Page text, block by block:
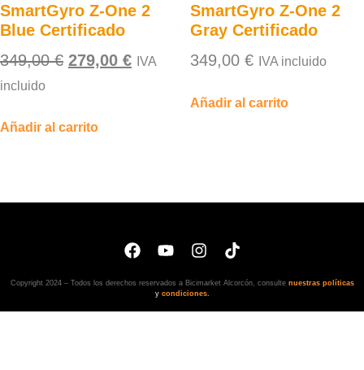
SmartGyro Z-One 2
Blue Certificado
349,00€ 279,00 € IVA
incluido
Añadir al carrito
SmartGyro Z-One 2
Gray Certificado
349,00 € IVA incluido
Añadir al carrito
Copyright 2024 – Todos los derechos reservados a Bicimarket Alcorcón, consulte nuestras políticas
y condiciones.